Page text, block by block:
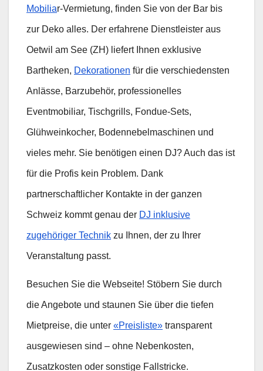
Mobiliar-Vermietung, finden Sie von der Bar bis
zur Deko alles. Der erfahrene Dienstleister aus
Oetwil am See (ZH) liefert Ihnen exklusive
Bartheken, Dekorationen für die verschiedensten
Anlässe, Barzubehör, professionelles
Eventmobiliar, Tischgrills, Fondue-Sets,
Glühweinkocher, Bodennebelmaschinen und
vieles mehr. Sie benötigen einen DJ? Auch das ist
für die Profis kein Problem. Dank
partnerschaftlicher Kontakte in der ganzen
Schweiz kommt genau der DJ inklusive
zugehöriger Technik zu Ihnen, der zu Ihrer
Veranstaltung passt.
Besuchen Sie die Webseite! Stöbern Sie durch
die Angebote und staunen Sie über die tiefen
Mietpreise, die unter «Preisliste» transparent
ausgewiesen sind – ohne Nebenkosten,
Zusatzkosten oder sonstige Fallstricke.